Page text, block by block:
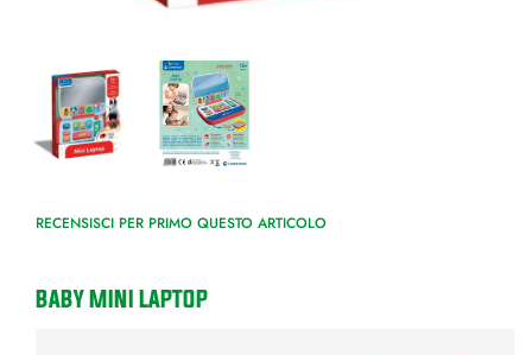
RECENSISCI PER PRIMO QUESTO ARTICOLO
BABY MINI LAPTOP